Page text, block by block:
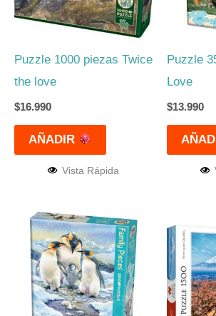
Puzzle 1000 piezas Twice
the love
$16.990
AÑADIR
Vista Rápida
Puzzle
Love
$13.990